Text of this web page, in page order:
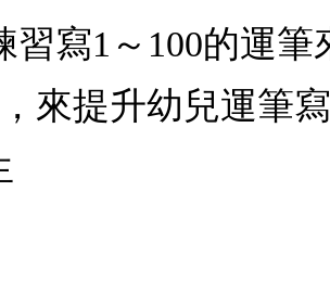
寫1～100的運筆
來提升幼兒運筆